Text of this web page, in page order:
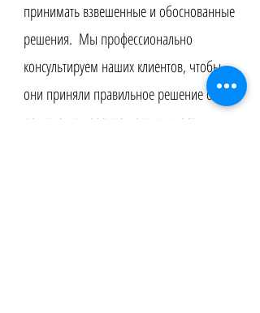
принимать взвешенные и обоснованные
решения. ​ Мы профессионально
консультируем наших клиентов, чтобы
они приняли правильное решение о
покупке или аренде недвижимости.